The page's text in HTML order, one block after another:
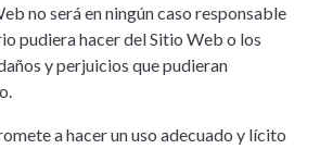
no será en ningún caso responsable
pudiera hacer del Sitio Web o los
y perjuicios que pudieran
a hacer un uso adecuado y lícito